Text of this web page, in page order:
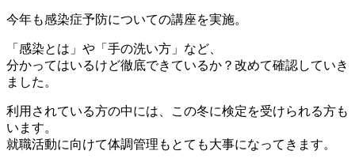
今年も感染症予防についての講座を実施。
「感染とは」や「手の洗い方」など、
分かってはいるけど徹底できているか？改めて確認していき
ました。
利用されている方の中には、この冬に検定を受けられる方も
います。
就職活動に向けて体調管理もとても大事になってきます。